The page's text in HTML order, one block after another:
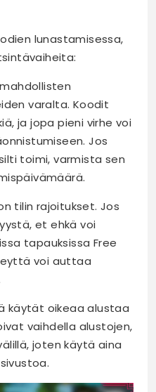
lunastamisessa,
varalta. Koodit
ja jopa pieni virhe voi
Jos
toimi, varmista sen
tilin rajoitukset. Jos
et ehkä voi
tapauksissa Free
voi auttaa
käytät oikeaa alustaa
vaihdella alustojen,
joten käytä aina